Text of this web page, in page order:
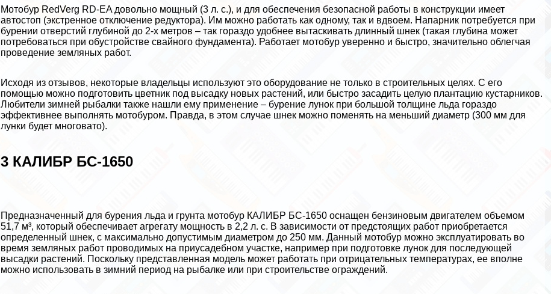
Мотобур RedVerg RD-EA довольно мощный (3 л. с.), и для обеспечения безопасной работы в конструкции имеет
автостоп (экстренное отключение редуктора). Им можно работать как одному, так и вдвоем. Напарник потребуется при
бурении отверстий глубиной до 2-х метров – так гораздо удобнее вытаскивать длинный шнек (такая глубина может
потребоваться при обустройстве свайного фундамента). Работает мотобур уверенно и быстро, значительно облегчая
проведение земляных работ.
Исходя из отзывов, некоторые владельцы используют это оборудование не только в строительных целях. С его
помощью можно подготовить цветник под высадку новых растений, или быстро засадить целую плантацию кустарников.
Любители зимней рыбалки также нашли ему применение – бурение лунок при большой толщине льда гораздо
эффективнее выполнять мотобуром. Правда, в этом случае шнек можно поменять на меньший диаметр (300 мм для
лунки будет многовато).
3 КАЛИБР БС-1650
Предназначенный для бурения льда и грунта мотобур КАЛИБР БС-1650 оснащен бензиновым двигателем объемом
51,7 м³, который обеспечивает агрегату мощность в 2,2 л. с. В зависимости от предстоящих работ приобретается
определенный шнек, с максимально допустимым диаметром до 250 мм. Данный мотобур можно эксплуатировать во
время земляных работ проводимых на приусадебном участке, например при подготовке лунок для последующей
высадки растений. Поскольку представленная модель может работать при отрицательных температурах, ее вполне
можно использовать в зимний период на рыбалке или при строительстве ограждений.